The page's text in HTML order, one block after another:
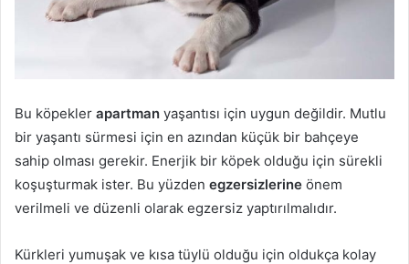
Bu köpekler apartman yaşantısı için uygun değildir. Mutlu
bir yaşantı sürmesi için en azından küçük bir bahçeye
sahip olması gerekir. Enerjik bir köpek olduğu için sürekli
koşuşturmak ister. Bu yüzden egzersizlerine önem
verilmeli ve düzenli olarak egzersiz yaptırılmalıdır.
Kürkleri yumuşak ve kısa tüylü olduğu için oldukça kolay